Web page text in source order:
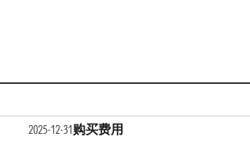
2025-12-31购买费用